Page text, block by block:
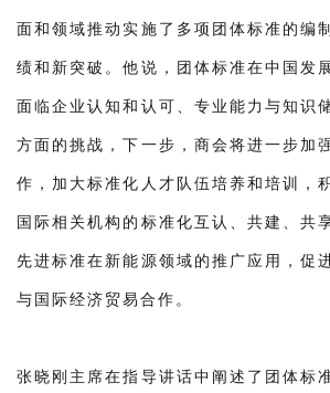
面和领域推动实施了多项团体标准的编
绩和新突破。他说，团体标准在中国发
面临企业认知和认可、专业能力与知识
方面的挑战，下一步，商会将进一步加
作，加大标准化人才队伍培养和培训，
国际相关机构的标准化互认、共建、共
先进标准在新能源领域的推广应用，促
与国际经济贸易合作。
张晓刚主席在指导讲话中阐述了团体标